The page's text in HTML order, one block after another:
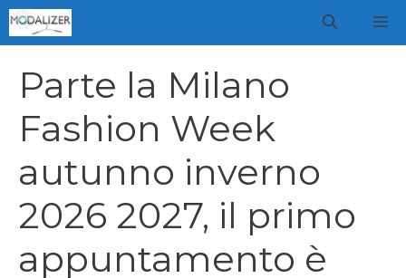
Vai
al
Parte la Milano
Fashion Week
autunno inverno
2026 2027, il primo
appuntamento è